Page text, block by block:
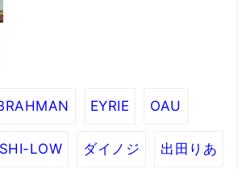
EYRIE OAU
LOW ダイノジ 出田りあ